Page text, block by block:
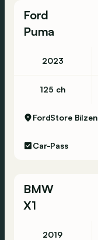
Ford
Puma
2023
125 ch
FordStore Bilzen
Car-Pass
BMW
X1
2019